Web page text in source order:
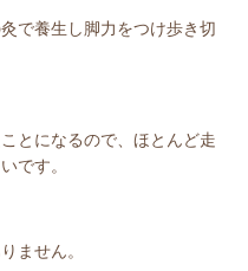
で養生し脚力をつけ歩き切
とになるので、ほとんど走
です。
ません。